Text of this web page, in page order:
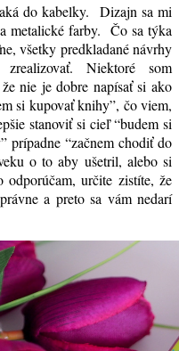
do kabelky. Dizajn sa mi
metalické farby. Čo sa týka
všetky predkladané návrhy
Niektoré som
nie je dobre napísať si ako
si kupovať knihy”, čo viem,
stanoviť si cieľ “budem si
prípadne “začnem chodiť do
o to aby ušetril, alebo si
určite zistíte, že
a preto sa vám nedarí